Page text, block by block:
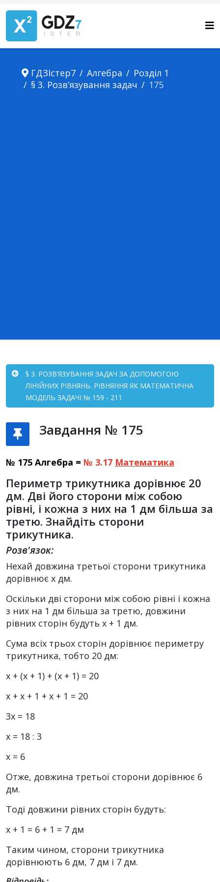
ГДЗІстер7 Алгебра
Розділ 1
§ 3. Розв’язування задач
175
§ 3. РОЗВ’ЯЗУВАННЯ ЗАДАЧ ЗА ДОПОМОГОЮ
ЛІНІЙНИХ РІВНЯНЬ. РІВНЯННЯ ЯК МАТЕМАТИЧНА
МОДЕЛЬ ЗАДАЧІ № 159 - 211
Завдання № 175
№ 175 Алгебра = № 3.17 Математика
Периметр трикутника дорівнює 20
дм. Дві його сторони між собою
рівні, і кожна з них на 1 дм більша за
третю. Знайдіть сторони
трикутника.
Розв'язок:
Нехай довжина третьої сторони трикутника
дорівнює x дм.
Оскільки дві сторони між собою рівні і кожна
з них на 1 дм більша за третю, довжини
рівних сторін будуть x + 1 дм.
Сума всіх трьох сторін дорівнює периметру
трикутника, тобто 20 дм:
x + (x + 1) + (x + 1) = 20
x + x + 1 + x + 1 = 20
3x = 18
х = 18 : 3
х = 6
Отже, довжина третьої сторони дорівнює 6
дм.
Тоді довжини рівних сторін будуть:
x + 1 = 6 + 1 = 7 дм
Таким чином, сторони трикутника
дорівнюють 6 дм, 7 дм і 7 дм.